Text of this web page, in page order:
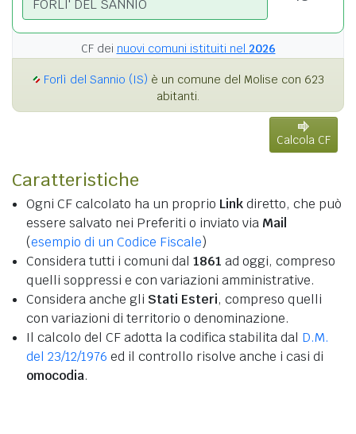
CF dei nuovi comuni istituiti nel 2026
Forlì del Sannio (IS) è un comune del Molise con 623
abitanti.
Calcola CF
Caratteristiche
Ogni CF calcolato ha un proprio Linkdiretto, che può
essere salvato nei Preferiti o inviato via Mail
(esempio di un Codice Fiscale)
Considera tutti i comuni dal 1861 ad oggi, compreso
quelli soppressi e con variazioni amministrative.
Considera anche gli Stati Esteri, compreso quelli
con variazioni di territorio o denominazione.
Il calcolo del CF adotta la codifica stabilita dal D.M.
del 23/12/1976 ed il controllo risolve anche i casi di
omocodia.